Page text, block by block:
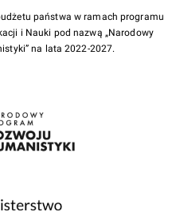
państwa w ramach programu
i Nauki pod nazwą „Narodowy
na lata 2022-2027.